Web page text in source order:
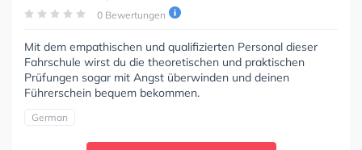
0 Bewertungen
Mit dem empathischen und qualifizierten Personal dieser
Fahrschule wirst du die theoretischen und praktischen
Prüfungen sogar mit Angst überwinden und deinen
Führerschein bequem bekommen.
German